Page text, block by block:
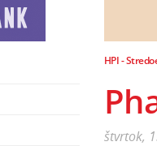
HPI -
štvrtok,